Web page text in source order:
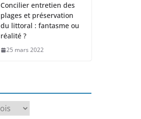
Concilier entretien des
plages et préservation
du littoral : fantasme ou
réalité ?
25 mars 2022